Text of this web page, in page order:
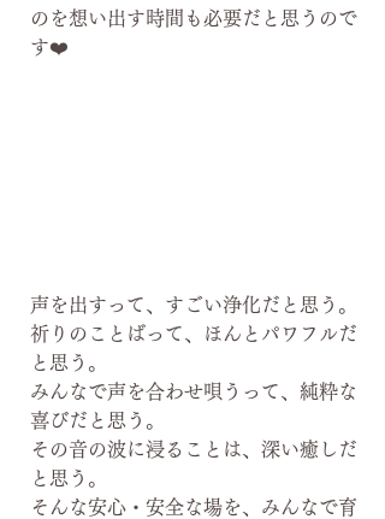
のを想い出す時間も必要だと思うので
す❤️
声を出すって、すごい浄化だと思う。
祈りのことばって、ほんとパワフルだ
と思う。
みんなで声を合わせ唄うって、純粋な
喜びだと思う。
その音の波に浸ることは、深い癒しだ
と思う。
そんな安心・安全な場を、みんなで育